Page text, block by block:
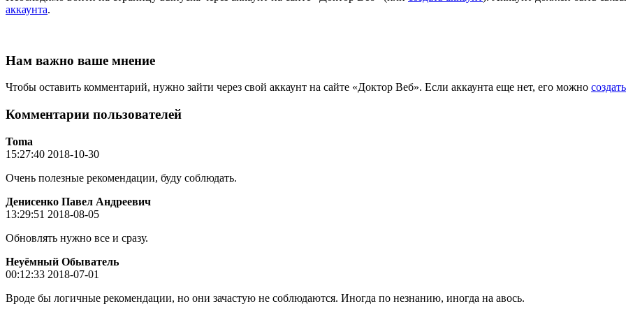
аккаунта.
Нам важно ваше мнение
Чтобы оставить комментарий, нужно зайти через свой аккаунт на сайте «Доктор Веб». Если аккаунта еще нет, его можно создать
Комментарии пользователей
Toma
15:27:40 2018-10-30
Очень полезные рекомендации, буду соблюдать.
Денисенко Павел Андреевич
13:29:51 2018-08-05
Обновлять нужно все и сразу.
Неуёмный Обыватель
00:12:33 2018-07-01
Вроде бы логичные рекомендации, но они зачастую не соблюдаются. Иногда по незнанию, иногда на авось.